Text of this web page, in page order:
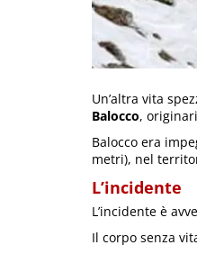
Un’altra vita
Balocco,
Balocco era
metri), nel
L’incidente
L’incidente è
Il corpo senza